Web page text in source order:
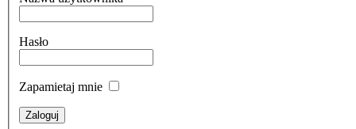
Hasło
Zapamietaj mnie